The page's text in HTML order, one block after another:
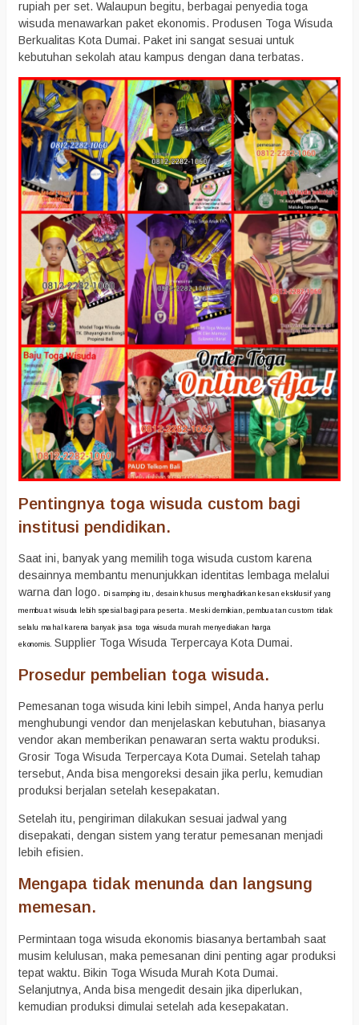
rupiah per set. Walaupun begitu, berbagai penyedia toga
wisuda menawarkan paket ekonomis. Produsen Toga Wisuda
Berkualitas Kota Dumai. Paket ini sangat sesuai untuk
kebutuhan sekolah atau kampus dengan dana terbatas.
Pentingnya toga wisuda custom bagi
institusi pendidikan.
Saat ini, banyak yang memilih toga wisuda custom karena
desainnya membantu menunjukkan identitas lembaga melalui
warna dan logo. Di samping itu, desain khusus menghadirkan kesan eksklusif yang
membuat wisuda lebih spesial bagi para peserta. Meski demikian, pembuatan custom tidak
selalu mahal karena banyak jasa toga wisuda murah menyediakan harga
ekonomis. Supplier Toga Wisuda Terpercaya Kota Dumai.
Prosedur pembelian toga wisuda.
Pemesanan toga wisuda kini lebih simpel, Anda hanya perlu
menghubungi vendor dan menjelaskan kebutuhan, biasanya
vendor akan memberikan penawaran serta waktu produksi.
Grosir Toga Wisuda Terpercaya Kota Dumai. Setelah tahap
tersebut, Anda bisa mengoreksi desain jika perlu, kemudian
produksi berjalan setelah kesepakatan.
Setelah itu, pengiriman dilakukan sesuai jadwal yang
disepakati, dengan sistem yang teratur pemesanan menjadi
lebih efisien.
Mengapa tidak menunda dan langsung
memesan.
Permintaan toga wisuda ekonomis biasanya bertambah saat
musim kelulusan, maka pemesanan dini penting agar produksi
tepat waktu. Bikin Toga Wisuda Murah Kota Dumai.
Selanjutnya, Anda bisa mengedit desain jika diperlukan,
kemudian produksi dimulai setelah ada kesepakatan.